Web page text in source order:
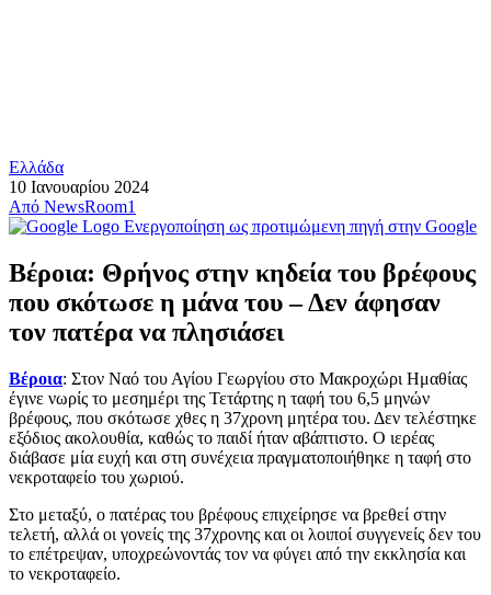
Ελλάδα
10 Ιανουαρίου 2024
Από NewsRoom1
Ενεργοποίηση ως προτιμώμενη πηγή στην Google
Βέροια: Θρήνος στην κηδεία του βρέφους
που σκότωσε η μάνα του – Δεν άφησαν
τον πατέρα να πλησιάσει
Βέροια: Στον Ναό του Αγίου Γεωργίου στο Μακροχώρι Ημαθίας
έγινε νωρίς το μεσημέρι της Τετάρτης η ταφή του 6,5 μηνών
βρέφους, που σκότωσε χθες η 37χρονη μητέρα του. Δεν τελέστηκε
εξόδιος ακολουθία, καθώς το παιδί ήταν αβάπτιστο. Ο ιερέας
διάβασε μία ευχή και στη συνέχεια πραγματοποιήθηκε η ταφή στο
νεκροταφείο του χωριού.
Στο μεταξύ, ο πατέρας του βρέφους επιχείρησε να βρεθεί στην
τελετή, αλλά οι γονείς της 37χρονης και οι λοιποί συγγενείς δεν του
το επέτρεψαν, υποχρεώνοντάς τον να φύγει από την εκκλησία και
το νεκροταφείο.